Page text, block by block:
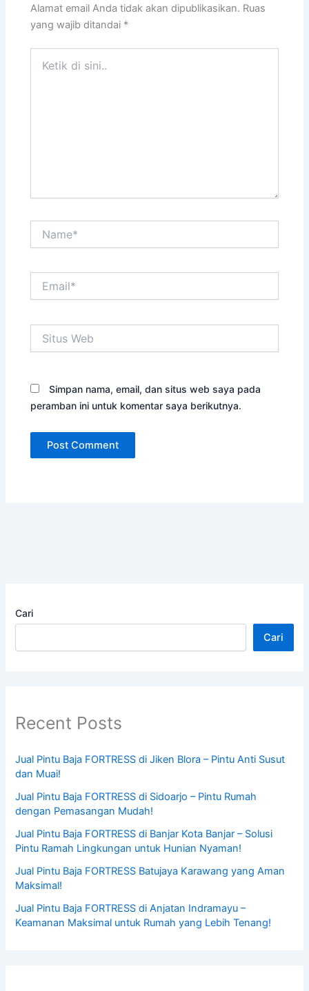
Alamat email Anda tidak akan dipublikasikan. Ruas
yang wajib ditandai *
Web
Simpan nama, email, dan situs web saya pada
peramban ini untuk komentar saya berikutnya.
Cari
Cari
Recent Posts
Jual Pintu Baja FORTRESS di Jiken Blora – Pintu Anti Susut
dan Muai!
Jual Pintu Baja FORTRESS di Sidoarjo – Pintu Rumah
dengan Pemasangan Mudah!
Jual Pintu Baja FORTRESS di Banjar Kota Banjar – Solusi
Pintu Ramah Lingkungan untuk Hunian Nyaman!
Jual Pintu Baja FORTRESS Batujaya Karawang yang Aman
Maksimal!
Jual Pintu Baja FORTRESS di Anjatan Indramayu –
Keamanan Maksimal untuk Rumah yang Lebih Tenang!